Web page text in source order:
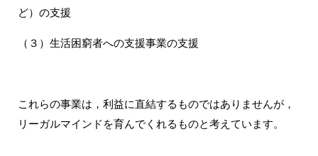
ど）の支援
（３）生活困窮者への支援事業の支援
これらの事業は，利益に直結するものではありませんが，
リーガルマインドを育んでくれるものと考えています。